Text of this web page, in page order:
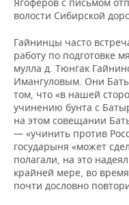
волости Сибирской
Гайнинцы часто
работу по подготовке
мулла д. Тюнгак
Имангуловым. Они
том, что «в нашей
учинению бунта с
на этом совещании
— «учинить против
государыня «может
полагали, на это
крайней мере, во
почти дословно